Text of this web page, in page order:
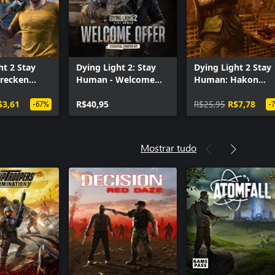
2 Stay
-67%
Dying Light 2: Stay
Human - Welcome
Starter Kit
R$40,95
Dying Light 2 Stay
Human: Hakon
R$25,95 R$7,78 -
Mostrar tudo